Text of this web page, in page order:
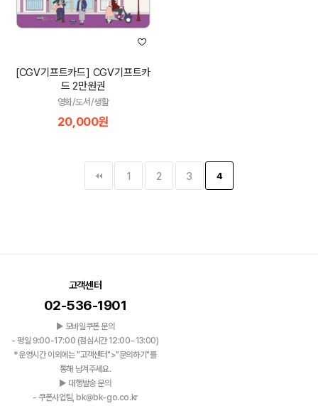
[CGV기프트카드] CGV기프트카
드 2만원권
영화/도서/생활
20,000원
1 2 3 4
고객센터
02-536-1901
▶ 모바일쿠폰 문의
- 평일 9:00-17:00 (점심시간 12:00~13:00)
*운영시간 이외에는 "고객센터">"문의하기"를
통해 남겨주세요.
▶ 대행발송 문의
- 쿠폰사업팀, bk@bk-go.co.kr